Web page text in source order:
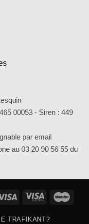
00053 - Siren : 449
par email
au 03 20 90 56 55 du
Visa
Visa
TRAFIKANT?